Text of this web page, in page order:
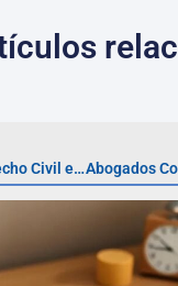
Abogados Derecho Civil en Sabadell — Reclama (5 años)